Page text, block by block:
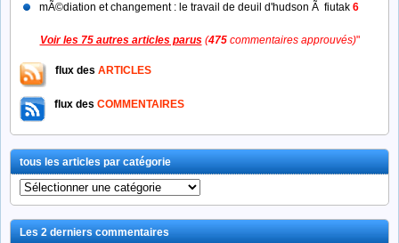
mÃ©diation et changement : le travail de deuil d'hudson Ã fiutak 6
Voir les 75 autres articles parus (475commentaires approuvés)"
flux des ARTICLES
flux des COMMENTAIRES
tous les articles par catégorie
tous
les
articles
par
Les 2 derniers commentaires